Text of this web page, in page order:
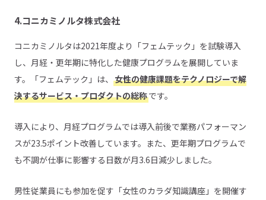
4.コニカミノルタ株式会社
コニカミノルタは2021年度より「フェムテック」を試験導入
し、月経・更年期に特化した健康プログラムを展開していま
す。「フェムテック」は、 女性の健康課題をテクノロジーで解
決するサービス・プロダクトの総称です。
導入により、月経プログラムでは導入前後で業務パフォーマン
スが23.5ポイント改善しています。また、更年期プログラムで
も不調が仕事に影響する日数が月3.6日減少しました。
男性従業員にも参加を促す「女性のカラダ知識講座」を開催す